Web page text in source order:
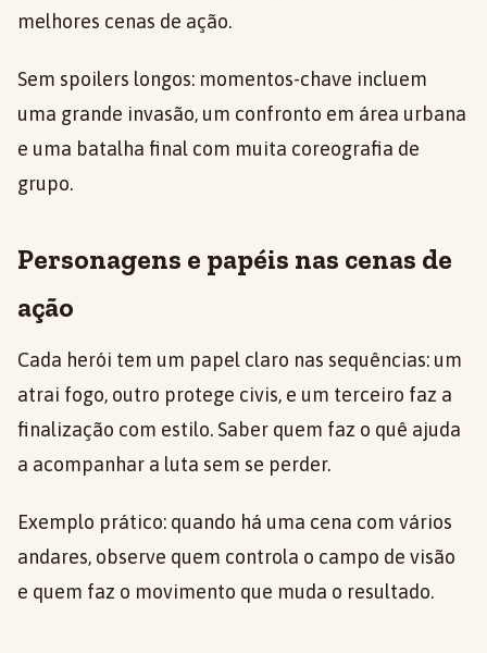
melhores cenas de ação.
Sem spoilers longos: momentos-chave incluem
uma grande invasão, um confronto em área urbana
e uma batalha final com muita coreografia de
grupo.
Personagens e papéis nas cenas de
ação
Cada herói tem um papel claro nas sequências: um
atrai fogo, outro protege civis, e um terceiro faz a
finalização com estilo. Saber quem faz o quê ajuda
a acompanhar a luta sem se perder.
Exemplo prático: quando há uma cena com vários
andares, observe quem controla o campo de visão
e quem faz o movimento que muda o resultado.